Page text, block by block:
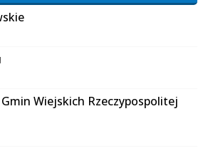
Wiejskich Rzeczypospolitej